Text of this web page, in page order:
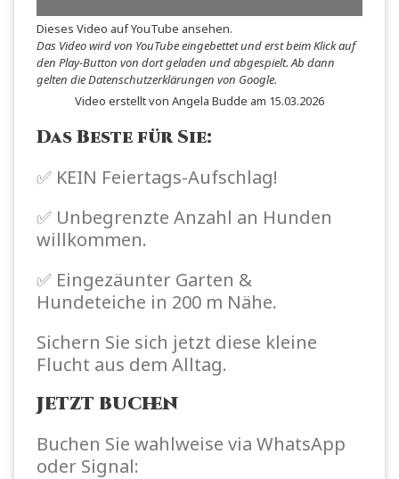
Dieses Video auf YouTube ansehen.
Das Video wird von YouTube eingebettet und erst beim Klick auf
den Play-Button von dort geladen und abgespielt. Ab dann
gelten dieDatenschutzerklärungen von Google.
Video erstellt von Angela Budde am 15.03.2026
Das Beste für Sie:
✅ KEIN Feiertags-Aufschlag!
✅ Unbegrenzte Anzahl an Hunden
willkommen.
✅ Eingezäunter Garten &
Hundeteiche in 200 m Nähe.
Sichern Sie sich jetzt diese kleine
Flucht aus dem Alltag.
Jetzt buchen
Buchen Sie wahlweise via WhatsApp
oder Signal: